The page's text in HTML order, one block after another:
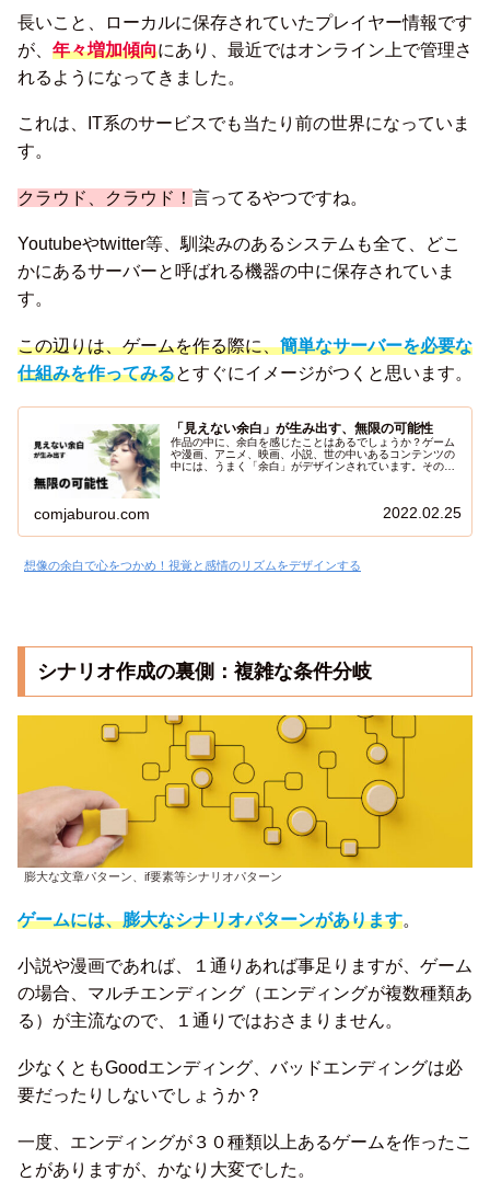
長いこと、ローカルに保存されていたプレイヤー情報です
が、 年々増加傾向にあり、最近ではオンライン上で管理さ
れるようになってきました。
これは、IT系のサービスでも当たり前の世界になっていま
す。
クラウド、クラウド！ 言ってるやつですね。
Youtubeやtwitter等、馴染みのあるシステムも全て、どこ
かにあるサーバーと呼ばれる機器の中に保存されていま
す。
この辺りは、ゲームを作る際に、簡単なサーバーを必要な
仕組みを作ってみるとすぐにイメージがつくと思います。
「見えない余白」が生み出す、無限の可能性
作品の中に、余白を感じたことはあるでしょうか？ゲーム
や漫画、アニメ、映画、小説、世の中いあるコンテンツの
中には、うまく「余白」がデザインされています。その
comjaburou.com 2022.02.25
想像の余白で心をつかめ！視覚と感情のリズムをデザインする
シナリオ作成の裏側：複雑な条件分岐
膨大な文章パターン、if要素等シナリオパターン
ゲームには、膨大なシナリオパターンがあります。
小説や漫画であれば、１通りあれば事足りますが、ゲーム
の場合、マルチエンディング（エンディングが複数種類あ
る）が主流なので、１通りではおさまりません。
少なくともGoodエンディング、バッドエンディングは必
要だったりしないでしょうか？
一度、エンディングが３０種類以上あるゲームを作ったこ
とがありますが、かなり大変でした。